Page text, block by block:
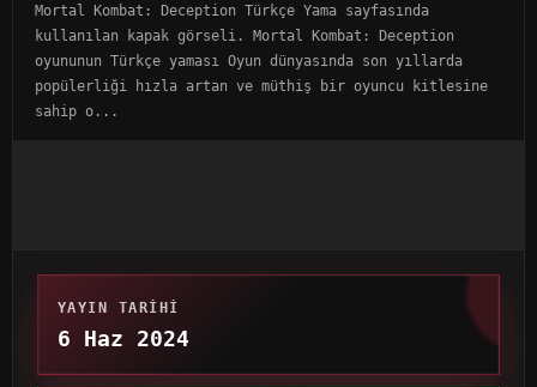
Mortal Kombat: Deception Türkçe Yama sayfasında
kullanılan kapak görseli. Mortal Kombat: Deception
oyununun Türkçe yaması Oyun dünyasında son yıllarda
popülerliği hızla artan ve müthiş bir oyuncu kitlesine
sahip o...
YAYIN TARIHI
6 Haz 2024